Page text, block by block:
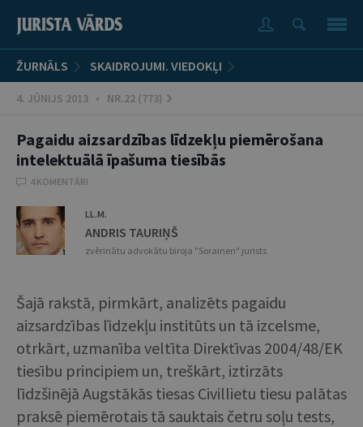
ŽURNĀLS SKAIDROJUMI. VIEDOKĻI
4. JŪNIJS 2013 • NR.22 (773)
Pagaidu aizsardzības līdzekļu piemērošana
intelektuālā īpašuma tiesībās
4 KOMENTĀRI
LL.M.
ANDRIS TAURIŅŠ
zvērinātu advokātu biroja "Sorainen" jurists
Šajā rakstā, pirmkārt, analizēts pagaidu
aizsardzības līdzekļu institūts un tā izcelsme,
otrkārt, uzmanība veltīta Direktīvas 2004/48/EK
tiesību principiem un, treškārt, iztirzāts
līdzšinējā Augstākās tiesas Civillietu tiesu palātas
praksē piemērotais tā sauktais četru soļu tests,